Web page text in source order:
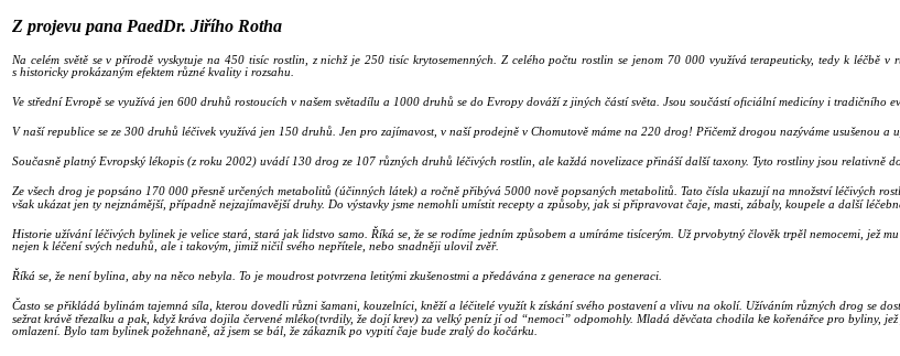
Z projevu pana PaedDr. Jiřího Rotha
Na celém světě se v přírodě vyskytuje na 450 tisíc rostlin, z nichž je 250 tisíc krytosemenných. Z celého počtu rostlin se jenom 70 000 využívá terapeuticky, tedy k léčbě
s historicky prokázaným efektem různé kvality i rozsahu.
Ve střední Evropě se využívá jen 600 druhů rostoucích v našem světadílu a 1000 druhů se do Evropy dováží z jiných částí světa. Jsou součástí oficiální medicíny i tradičního
V naší republice se ze 300 druhů léčivek využívá jen 150 druhů. Jen pro zajímavost, v naší prodejně v Chomutově máme na 220 drog! Přičemž drogou nazýváme usušenou a
Současně platný Evropský lékopis (z roku 2002) uvádí 130 drog ze 107 různých druhů léčivých rostlin, ale každá novelizace přináší další taxony. Tyto rostliny jsou relativně
Ze všech drog je popsáno 170 000 přesně určených metabolitů (účinných látek) a ročně přibývá 5000 nově popsaných metabolitů. Tato čísla ukazují na množství léčivých
však ukázat jen ty nejznámější, případně nejzajímavější druhy. Do výstavky jsme nemohli umístit recepty a způsoby, jak si připravovat čaje, masti, zábaly, koupele a další
Historie užívání léčivých bylinek je velice stará, stará jak lidstvo samo. Říká se, že se rodíme jedním způsobem a umíráme tisícerým. Už prvobytný člověk trpěl nemocemi,
nejen k léčení svých neduhů, ale i takovým, jimiž ničil svého nepřítele, nebo snadněji ulovil zvěř.
Říká se, že není bylina, aby na něco nebyla. To je moudrost potvrzena letitými zkušenostmi a předávána z generace na generaci.
Často se přikládá bylinám tajemná síla, kterou dovedli různi šamani, kouzelníci, kněží a léčitelé využít k získání svého postavení a vlivu na okolí. Užíváním různých drog se
sežrat krávě třezalku a pak, když kráva dojila červené mléko(tvrdily, že dojí krev) za velký peníz jí od “nemoci” odpomohly. Mladá děvčata chodila ke kořenářce pro byliny,
omlazení. Bylo tam bylinek požehnaně, až jsem se bál, že zákazník po vypití čaje bude zralý do kočárku.